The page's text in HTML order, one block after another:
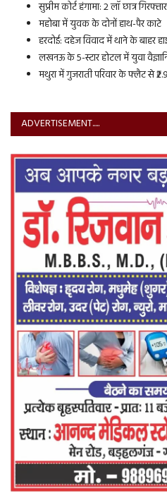
सुप्रीम कोर्ट हंगामा: 2 लॉ छात्र गिरफ्तार
महोबा में युवक के दोनों हाथ-पैर काटे
हरदोई: दहेज विवाद में थाने के बाहर
लखनऊ के 5-स्टार होटल में युवा
मथुरा में गुजराती परिवार के फ्लैट से
ADVERTISEMENT.....